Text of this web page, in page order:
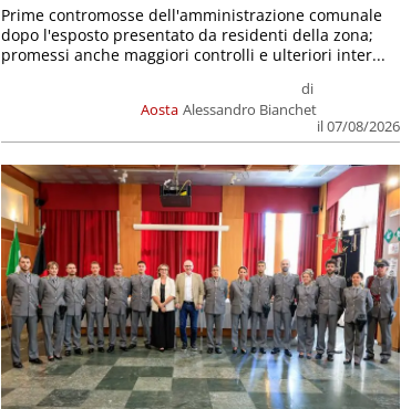
Aosta
di
Alessandro Bianchet
il 07/08/2026
Prime contromosse dell'amministrazione comunale
dopo l'esposto presentato da residenti della zona;
promessi anche maggiori controlli e ulteriori inter...